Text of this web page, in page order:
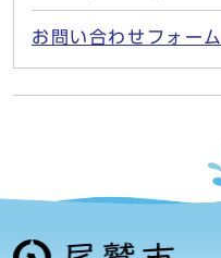
お問い合わせフォーム